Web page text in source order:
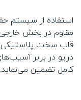
استفاده از سیستم
مقاوم در بخش
قاب سخت
درایو در برابر
کامل تضمین می‌نماید.